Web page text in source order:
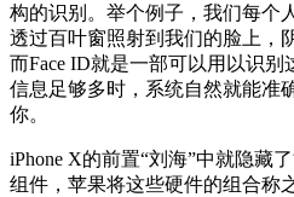
构的识别。举个例子，我们每个
透过百叶窗照射到我们的脸上，
而Face ID就是一部可以用以识
信息足够多时，系统自然就能准
你。
iPhone X的前置“刘海”中就隐藏
组件，苹果将这些硬件的组合称